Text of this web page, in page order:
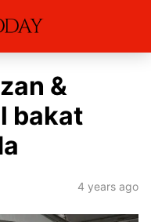
&
bakat
4 years ago